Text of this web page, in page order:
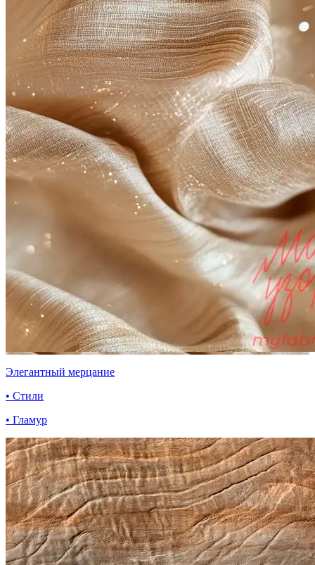
Элегантный мерцание
• Стили
• Гламур